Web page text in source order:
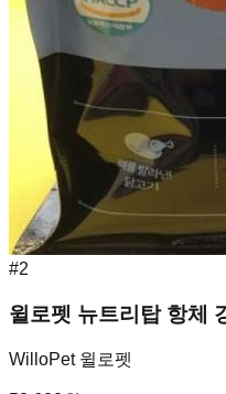
#2
윌로펫 뉴트리탑 항체
WilloPet 윌로펫